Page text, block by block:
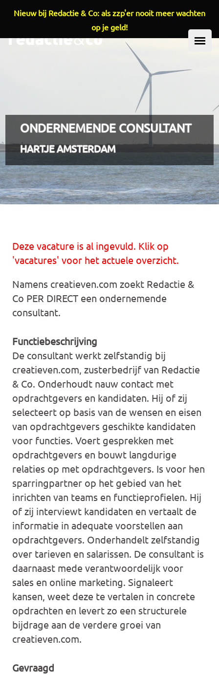
Overslaan en naar de inhoud gaan
ONDERNEMENDE CONSULTANT
HARTJE AMSTERDAM
Deze vacature is al ingevuld. Klik op
'vacatures' voor het actuele overzicht.
Namens creatieven.com zoekt Redactie &
Co PER DIRECT een ondernemende
consultant.
Functiebeschrijving
De consultant werkt zelfstandig bij
creatieven.com, zusterbedrijf van Redactie
& Co. Onderhoudt nauw contact met
opdrachtgevers en kandidaten. Hij of zij
selecteert op basis van de wensen en eisen
van opdrachtgevers geschikte kandidaten
voor functies. Voert gesprekken met
opdrachtgevers en bouwt langdurige
relaties op met opdrachtgevers. Is voor hen
sparringpartner op het gebied van het
inrichten van teams en functieprofielen. Hij
of zij interviewt kandidaten en vertaalt de
informatie in adequate voorstellen aan
opdrachtgevers. Onderhandelt zelfstandig
over tarieven en salarissen. De consultant is
daarnaast mede verantwoordelijk voor
sales en online marketing. Signaleert
kansen, weet deze te vertalen in concrete
opdrachten en levert zo een structurele
bijdrage aan de verdere groei van
creatieven.com.
Gevraagd
Nieuw bij Redactie & Co: als zzp'er nooit meer wachten
op je geld!